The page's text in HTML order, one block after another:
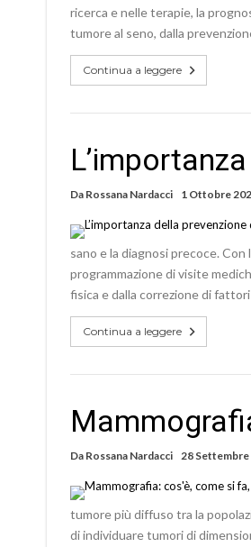
ricerca e nelle terapie, la
tumore al seno, dalla
Continua a leggere
Da Rossana Nardacci 1 Ottobre
sano e la diagnosi precoce. Con
programmazione di visite
fisica e dalla correzione di
Continua a leggere
Da Rossana Nardacci 28 Settembre
tumore più diffuso tra la
di individuare tumori di